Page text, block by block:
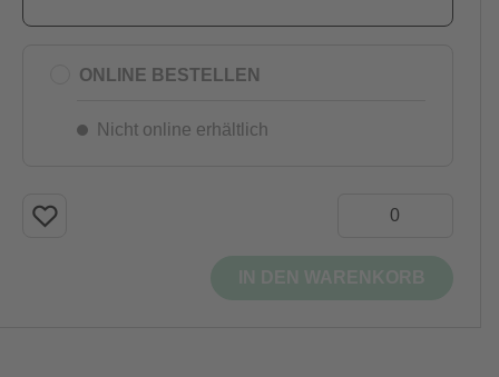
ONLINE BESTELLEN
Nicht online erhältlich